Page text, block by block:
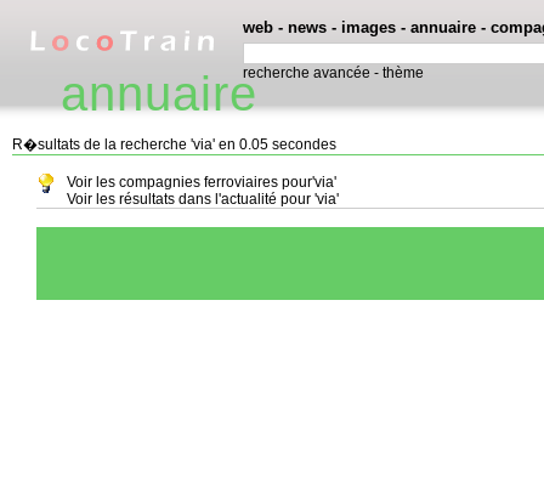
annuaire
web - news - images - annuaire -
recherche avancée - thème
R�sultats de la recherche 'via' en 0.05 secondes
Voir les compagnies ferroviaires pour'via'
Voir les résultats dans l'actualité pour 'via'